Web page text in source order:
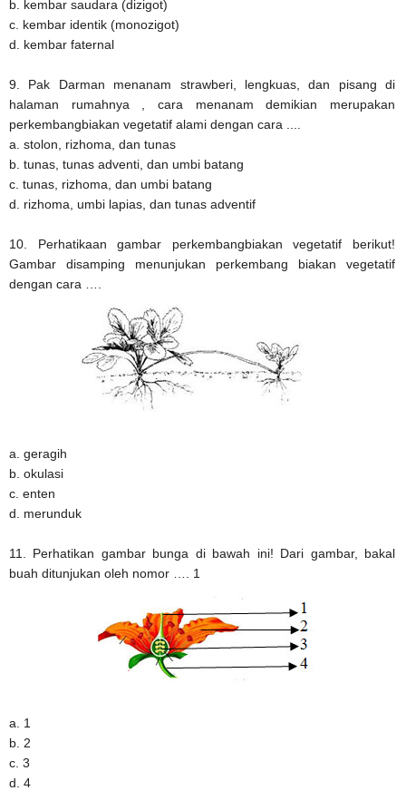
b. kembar saudara (dizigot)
c. kembar identik (monozigot)
d. kembar faternal
9. Pak Darman menanam strawberi, lengkuas, dan pisang di
halaman rumahnya , cara menanam demikian merupakan
perkembangbiakan vegetatif alami dengan cara ....
a. stolon, rizhoma, dan tunas
b. tunas, tunas adventi, dan umbi batang
c. tunas, rizhoma, dan umbi batang
d. rizhoma, umbi lapias, dan tunas adventif
10. Perhatikaan gambar perkembangbiakan vegetatif berikut!
Gambar disamping menunjukan perkembang biakan vegetatif
dengan cara ….
a. geragih
b. okulasi
c. enten
d. merunduk
11. Perhatikan gambar bunga di bawah ini! Dari gambar, bakal
buah ditunjukan oleh nomor …. 1
a. 1
b. 2
c. 3
d. 4